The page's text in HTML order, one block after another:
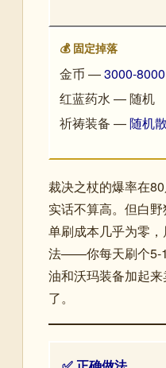
💰 固定掉落
金币 —3000-8000
红蓝药水 — 随机
祈祷装备 —随机
裁决之杖的爆率在
实话不算高。但白
单刷成本几乎为零，
法——你每天刷个5-
油和沃玛装备加起
了。